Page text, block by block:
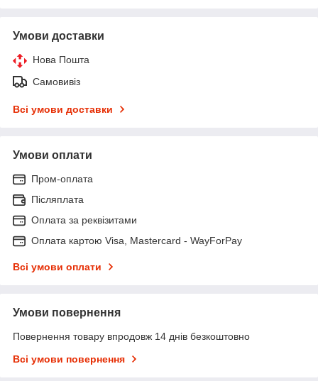
Умови доставки
Нова Пошта
Самовивіз
Всі умови доставки
Умови оплати
Пром-оплата
Післяплата
Оплата за реквізитами
Оплата картою Visa, Mastercard - WayForPay
Всі умови оплати
Умови повернення
Повернення товару впродовж 14 днів безкоштовно
Всі умови повернення